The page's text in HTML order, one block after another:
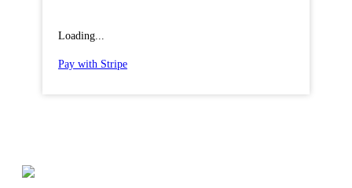
Loading...
Pay with Stripe